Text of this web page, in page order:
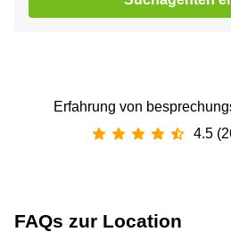
Erfahrung von
4.5
FAQs zur Location